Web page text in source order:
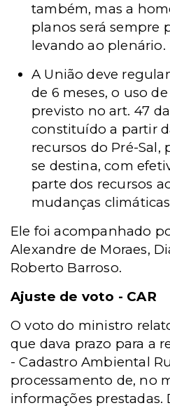
também, mas a
planos será sempre
levando ao plenário.
A União deve
de 6 meses, o uso
previsto no art. 47 da
constituído a partir
recursos do Pré-Sal,
se destina, com
parte dos recursos
mudanças
Ele foi acompanhado
Alexandre de Moraes,
Roberto Barroso.
Ajuste de voto - CAR
O voto do ministro
que dava prazo para a
- Cadastro Ambiental
processamento de, no
informações prestadas.